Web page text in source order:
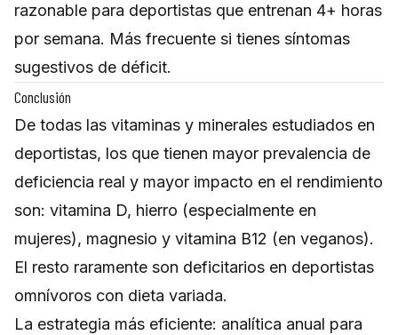
razonable para deportistas que entrenan 4+ horas
por semana. Más frecuente si tienes síntomas
sugestivos de déficit.
Conclusión
De todas las vitaminas y minerales estudiados en
deportistas, los que tienen mayor prevalencia de
deficiencia real y mayor impacto en el rendimiento
son: vitamina D, hierro (especialmente en
mujeres), magnesio y vitamina B12 (en veganos).
El resto raramente son deficitarios en deportistas
omnívoros con dieta variada.
La estrategia más eficiente: analítica anual para